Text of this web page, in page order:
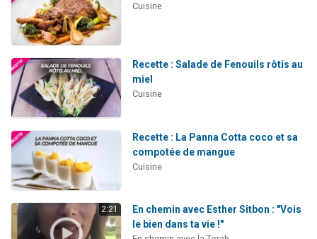
Cuisine
Recette : Salade de Fenouils rôtis au
miel
Cuisine
Recette : La Panna Cotta coco et sa
compotée de mangue
Cuisine
2:21
En chemin avec Esther Sitbon : "Vois
le bien dans ta vie !"